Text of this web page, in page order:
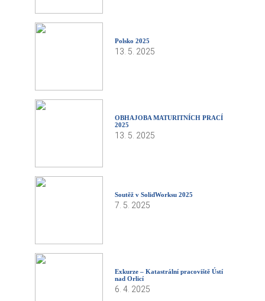
Polsko 2025
13. 5. 2025
OBHAJOBA MATURITNÍCH PRACÍ
2025
13. 5. 2025
Soutěž v SolidWorksu 2025
7. 5. 2025
Exkurze – Katastrální pracoviště Ústí
nad Orlicí
6. 4. 2025